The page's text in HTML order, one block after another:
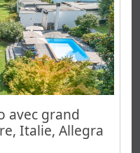
avec grand
Italie, Allegra